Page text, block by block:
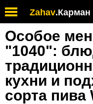
Zahav.Карман
Особое
"1040":
кухни и
сорта пива